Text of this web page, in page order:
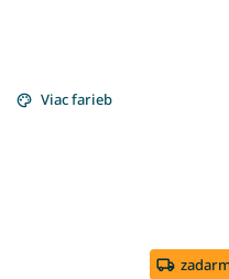
Viac farieb